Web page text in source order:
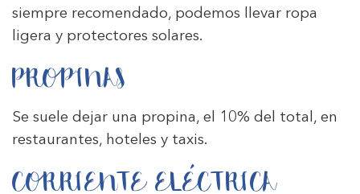
siempre recomendado, podemos llevar ropa
ligera y protectores solares.
PROPINAS
Se suele dejar una propina, el 10% del total, en
restaurantes, hoteles y taxis.
CORRIENTE ELÉCTRICA